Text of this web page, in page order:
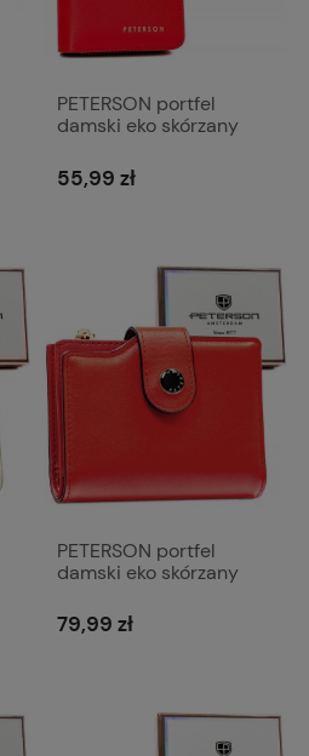
PETERSON portfel
damski eko skórzany
suwakiem P234
czerwony
55,99 zł
PETERSON portfel
damski eko skórzany
suwakiem P238
czerwony
79,99 zł